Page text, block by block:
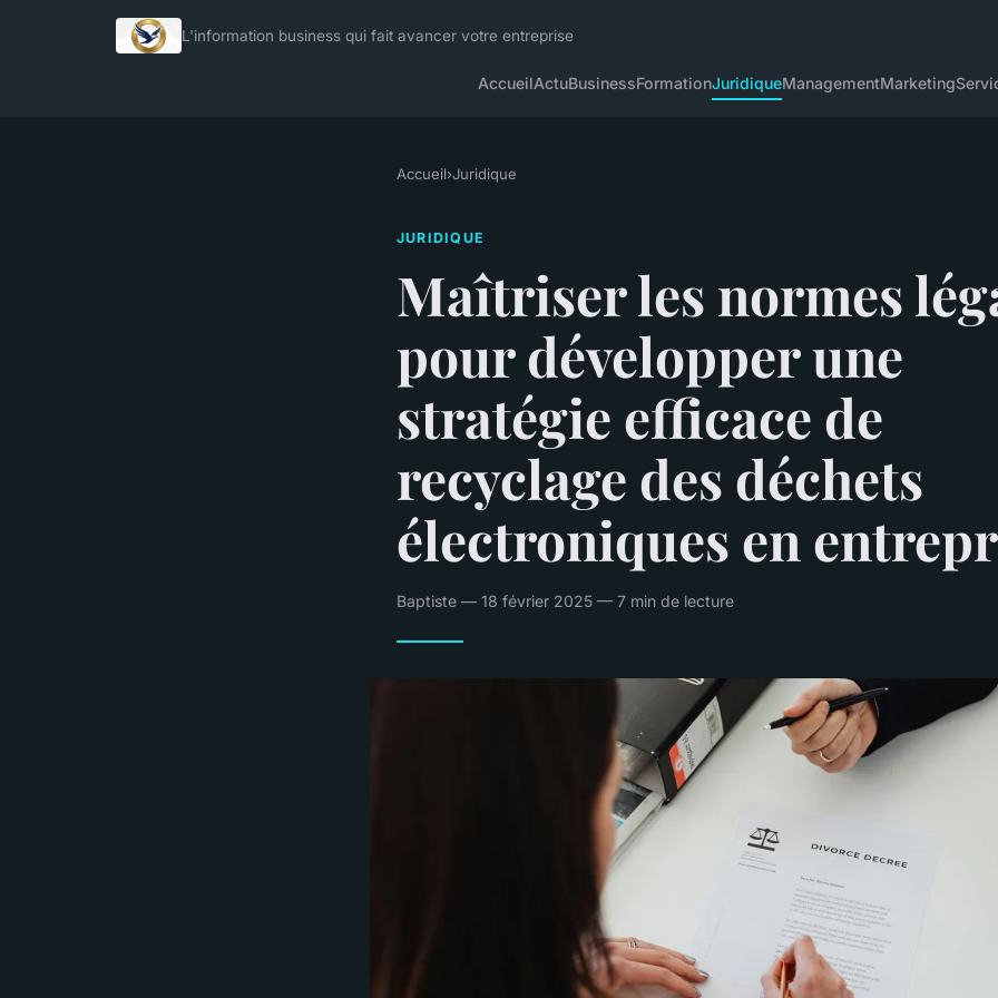
L'information business qui fait avancer votre entreprise
AccueilActuBusinessFormationJuridiqueManagementMarketing
Accueil›Juridique
JURIDIQUE
Maîtriser les normes
pour développer une
stratégie efficace de
recyclage des déchets
électroniques en
Baptiste — 18 février 2025 — 7 min de lecture